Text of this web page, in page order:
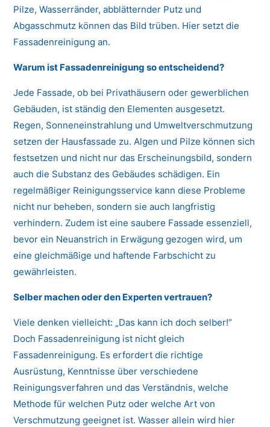
Pilze, Wasserränder, abblätternder Putz und
Abgasschmutz können das Bild trüben. Hier setzt die
Fassadenreinigung an.
Warum ist Fassadenreinigung so entscheidend?
Jede Fassade, ob bei Privathäusern oder gewerblichen
Gebäuden, ist ständig den Elementen ausgesetzt.
Regen, Sonneneinstrahlung und Umweltverschmutzung
setzen der Hausfassade zu. Algen und Pilze können sich
festsetzen und nicht nur das Erscheinungsbild, sondern
auch die Substanz des Gebäudes schädigen. Ein
regelmäßiger Reinigungsservice kann diese Probleme
nicht nur beheben, sondern sie auch langfristig
verhindern. Zudem ist eine saubere Fassade essenziell,
bevor ein Neuanstrich in Erwägung gezogen wird, um
eine gleichmäßige und haftende Farbschicht zu
gewährleisten.
Selber machen oder den Experten vertrauen?
Viele denken vielleicht: „Das kann ich doch selber!“
Doch Fassadenreinigung ist nicht gleich
Fassadenreinigung. Es erfordert die richtige
Ausrüstung, Kenntnisse über verschiedene
Reinigungsverfahren und das Verständnis, welche
Methode für welchen Putz oder welche Art von
Verschmutzung geeignet ist. Wasser allein wird hier